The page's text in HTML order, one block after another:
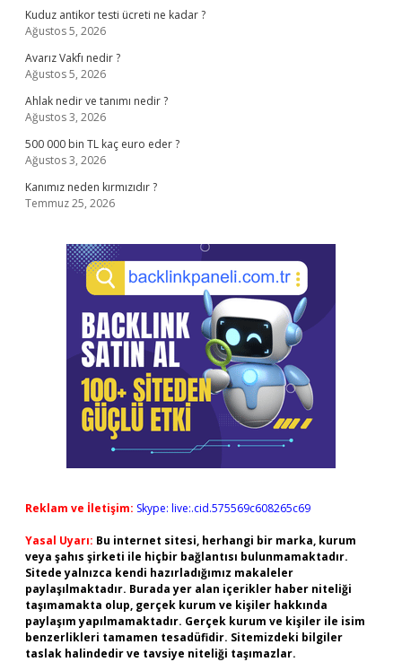
Kuduz antikor testi ücreti ne kadar ?
Ağustos 5, 2026
Avarız Vakfı nedir ?
Ağustos 5, 2026
Ahlak nedir ve tanımı nedir ?
Ağustos 3, 2026
500 000 bin TL kaç euro eder ?
Ağustos 3, 2026
Kanımız neden kırmızıdır ?
Temmuz 25, 2026
Reklam ve İletişim: Skype: live:.cid.575569c608265c69
Yasal Uyarı: Bu internet sitesi, herhangi bir marka, kurum
veya şahıs şirketi ile hiçbir bağlantısı bulunmamaktadır.
Sitede yalnızca kendi hazırladığımız makaleler
paylaşılmaktadır. Burada yer alan içerikler haber niteliği
taşımamakta olup, gerçek kurum ve kişiler hakkında
paylaşım yapılmamaktadır. Gerçek kurum ve kişiler ile isim
benzerlikleri tamamen tesadüfidir. Sitemizdeki bilgiler
taslak halindedir ve tavsiye niteliği taşımazlar.